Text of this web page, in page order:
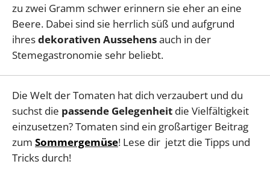
zu zwei Gramm schwer erinnern sie eher an eine
Beere. Dabei sind sie herrlich süß und aufgrund
ihresdekorativen Aussehensauch in der
Stemegastronomie sehr beliebt.
Die Welt der Tomaten hat dich verzaubert und du
suchst die passende Gelegenheit die Vielfältigkeit
einzusetzen? Tomaten sind ein großartiger Beitrag
zum Sommergemüse! Lese dir jetzt die Tipps und
Tricks durch!